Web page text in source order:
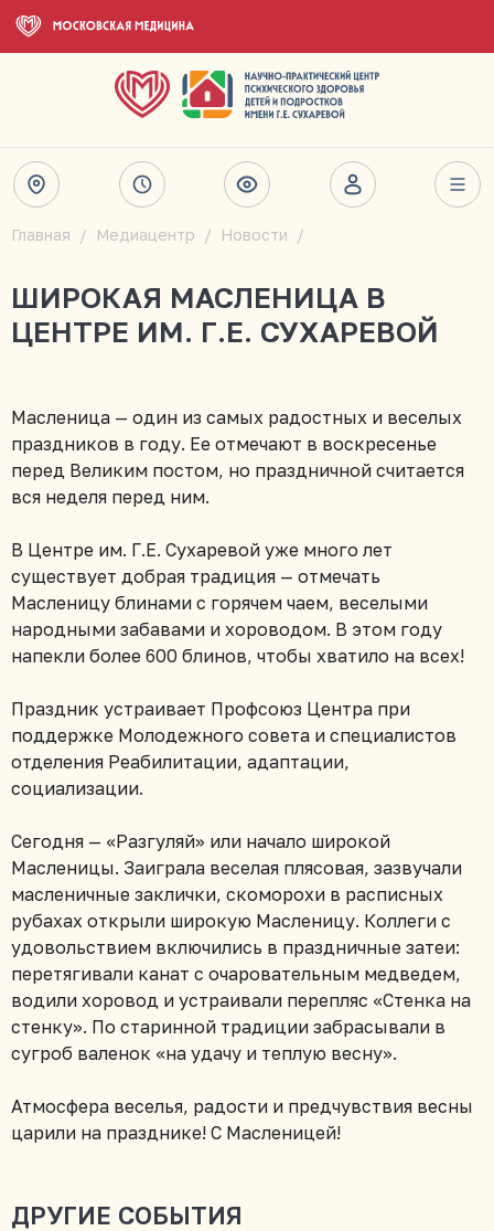
Главная Медиацентр Новости
ШИРОКАЯ МАСЛЕНИЦА В
ЦЕНТРЕ ИМ. Г.Е. СУХАРЕВОЙ
Масленица — один из самых радостных и веселых
праздников в году. Ее отмечают в воскресенье
перед Великим постом, но праздничной считается
вся неделя перед ним.
В Центре им. Г.Е. Сухаревой уже много лет
существует добрая традиция — отмечать
Масленицу блинами с горячем чаем, веселыми
народными забавами и хороводом. В этом году
напекли более 600 блинов, чтобы хватило на всех!
Праздник устраивает Профсоюз Центра при
поддержке Молодежного совета и специалистов
отделения Реабилитации, адаптации,
социализации.
Сегодня — «Разгуляй» или начало широкой
Масленицы. Заиграла веселая плясовая, зазвучали
масленичные заклички, скоморохи в расписных
рубахах открыли широкую Масленицу. Коллеги с
удовольствием включились в праздничные затеи:
перетягивали канат с очаровательным медведем,
водили хоровод и устраивали перепляс «Стенка на
стенку». По старинной традиции забрасывали в
сугроб валенок «на удачу и теплую весну».
Атмосфера веселья, радости и предчувствия весны
царили на празднике! С Масленицей!
ДРУГИЕ СОБЫТИЯ